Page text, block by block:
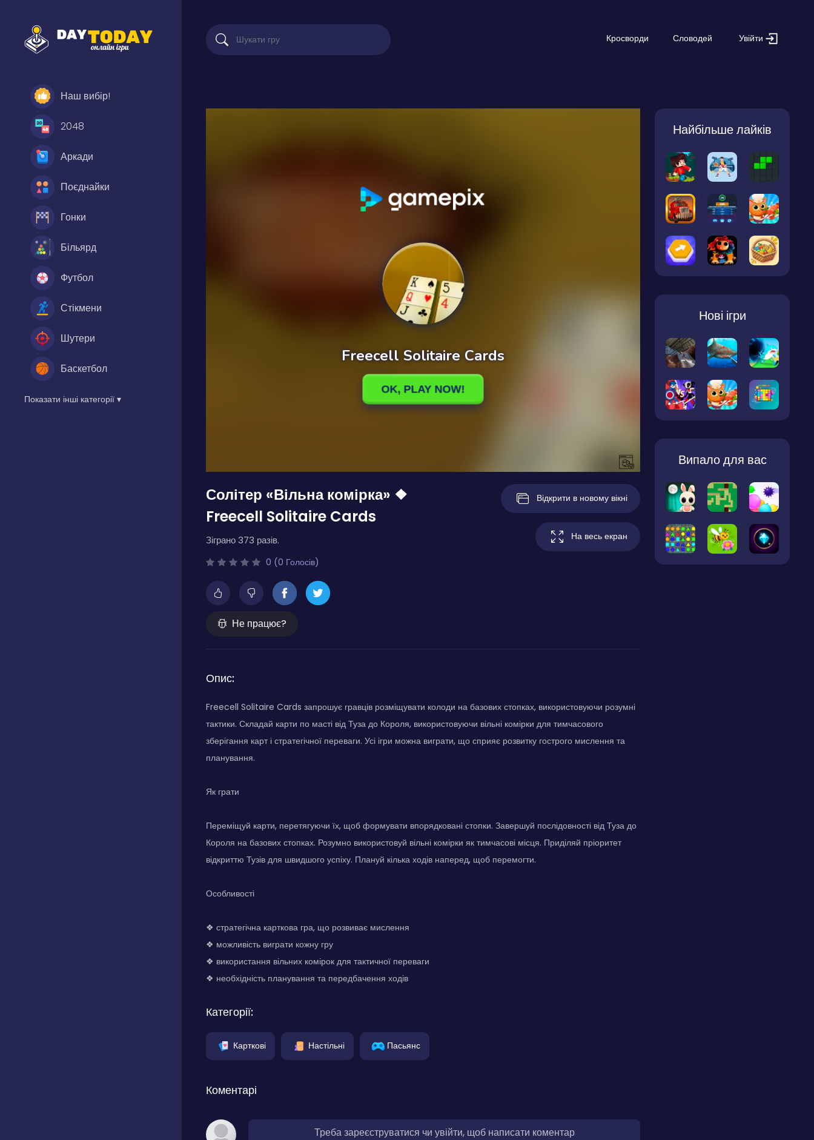
Наш вибір!
2048
Аркади
Поєднайки
Гонки
Більярд
Футбол
Стікмени
Шутери
Баскетбол
Показати інші категорії ▾
Кросворди Словодей Увійти
Солітер «Вільна комірка» ❖
Freecell Solitaire Cards
Зіграно 373 разів.
0 (0 Голосів)
Не працює?
Відкрити в новому вікні
На весь екран
Опис:
Freecell Solitaire Cards запрошує гравців розміщувати колоди на базових стопках, використовуючи розумні
тактики. Складай карти по масті від Туза до Короля, використовуючи вільні комірки для тимчасового
зберігання карт і стратегічної переваги. Усі ігри можна виграти, що сприяє розвитку гострого мислення та
планування.
Як грати
Переміщуй карти, перетягуючи їх, щоб формувати впорядковані стопки. Завершуй послідовності від Туза до
Короля на базових стопках. Розумно використовуй вільні комірки як тимчасові місця. Приділяй пріоритет
відкриттю Тузів для швидшого успіху. Плануй кілька ходів наперед, щоб перемогти.
Особливості
❖ стратегічна карткова гра, що розвиває мислення
❖ можливість виграти кожну гру
❖ використання вільних комірок для тактичної переваги
❖ необхідність планування та передбачення ходів
Категорії:
Карткові Настільні Пасьянс
Коментарі
Треба зареєструватися чи увійти, щоб написати коментар
Найбільше лайків
Нові ігри
Випало для вас